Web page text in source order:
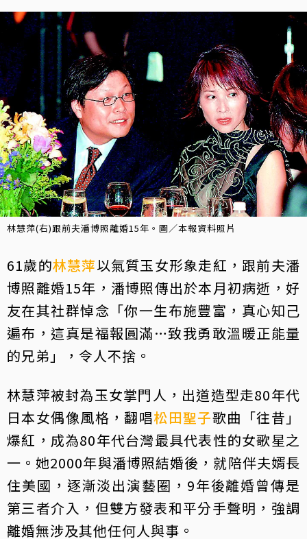
林慧萍(右)跟前夫潘博照離婚15年。圖／本報資料照片
61歲的林慧萍以氣質玉女形象走紅，跟前夫潘
博照離婚15年，潘博照傳出於本月初病逝，好
友在其社群悼念「你一生布施豐富，真心知己
遍布，這真是福報圓滿…致我勇敢溫暖正能量
的兄弟」，令人不捨。
林慧萍被封為玉女掌門人，出道造型走80年代
日本女偶像風格，翻唱松田聖子歌曲「往昔」
爆紅，成為80年代台灣最具代表性的女歌星之
一。她2000年與潘博照結婚後，就陪伴夫婿長
住美國，逐漸淡出演藝圈，9年後離婚曾傳是
第三者介入，但雙方發表和平分手聲明，強調
離婚無涉及其他任何人與事。